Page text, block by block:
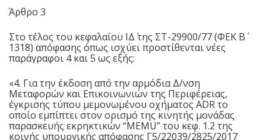
Άρθρο 3
Στο τέλος του κεφαλαίου ΙΔ΄ της ΣΤ-29900/77 (ΦΕΚ Β΄
1318) απόφασης όπως ισχύει προστίθενται νέες
παράγραφοι 4 και 5 ως εξής:
«4. Για την έκδοση από την αρμόδια Δ/νση
Μεταφορών και Επικοινωνιών της Περιφέρειας,
έγκρισης τύπου μεμονωμένου οχήματος ADR το
οποίο εμπίπτει στον ορισμό της κινητής μονάδας
παρασκευής εκρηκτικών “MEMU” του κεφ. 1.2 της
κοινής υπουργικής απόφασης Γ5/22039/2825/2017